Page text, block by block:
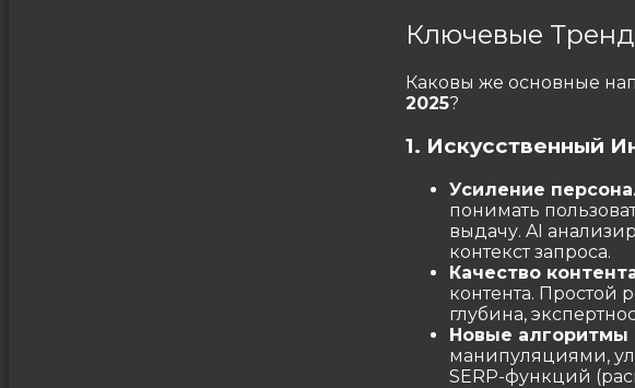
Ключевые
Каковы же основные
2025?
1. Искусственный
Усиление
понимать
выдачу. AI
контекст запроса.
Качество
контента. Простой
глубина,
Новые алгоритмы
манипуляциями,
SERP-функций